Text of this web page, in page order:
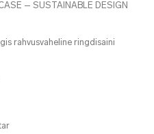
– SUSTAINABLE DESIGN
rahvusvaheline ringdisaini